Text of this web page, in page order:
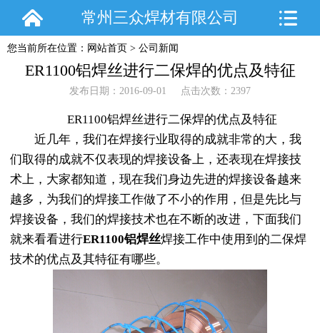
常州三众焊材有限公司
您当前所在位置： 网站首页 > 公司新闻
ER1100铝焊丝进行二保焊的优点及特征
发布日期：2016-09-01 点击次数：2397
ER1100铝焊丝进行二保焊的优点及特征
近几年，我们在焊接行业取得的成就非常的大，我
们取得的成就不仅表现的焊接设备上，还表现在焊接技
术上，大家都知道，现在我们身边先进的焊接设备越来
越多，为我们的焊接工作做了不小的作用，但是先比与
焊接设备，我们的焊接技术也在不断的改进，下面我们
就来看看进行ER1100铝焊丝焊接工作中使用到的二保焊
技术的优点及其特征有哪些。